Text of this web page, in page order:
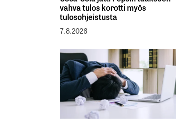
vahva tulos korotti myös
tulosohjeistusta
7.8.2026